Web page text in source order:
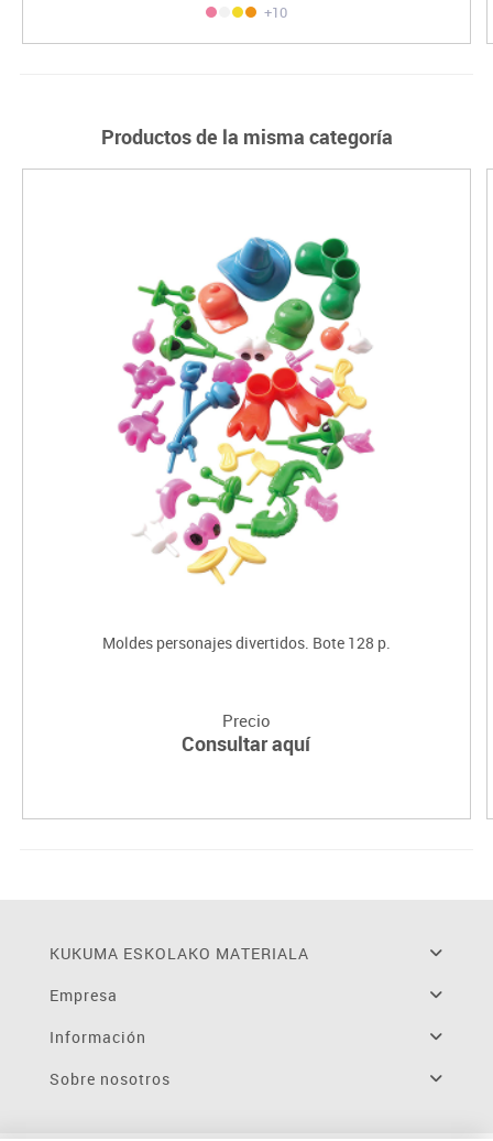
+10
Productos de la misma categoría
Moldes personajes divertidos. Bote 128 p.
Precio
Consultar aquí
KUKUMA ESKOLAKO MATERIALA
Empresa
Información
Sobre nosotros